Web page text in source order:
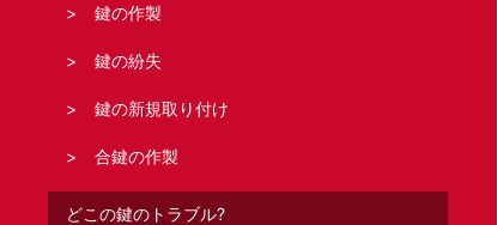
鍵の作製
鍵の紛失
鍵の新規取り付け
合鍵の作製
どこの鍵のトラブル?